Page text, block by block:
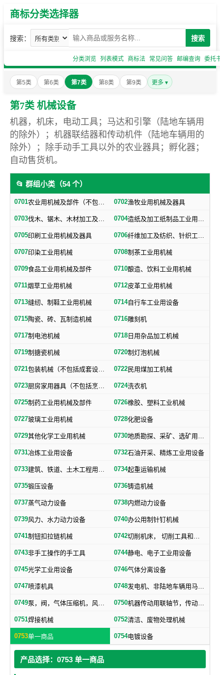
商标分类选择器
搜索： 搜索
分类浏览 列表模式 商标法 常见问答 邮编查询 委托
第5类 第6类 第7类 第8类 第9类 更多 ▾
第7类 机械设备
机器，机床，电动工具；马达和引擎（陆地车辆用
的除外）；机器联结器和传动机件（陆地车辆用的
除外）；除手动手工具以外的农业器具；孵化器；
自动售货机。
📂 群组小类（54 个）
0701 农业用机械及部件（不包括小农具） 0702渔牧业用机械及器具
0703 伐木、锯木、木材加工及火柴生产用机械及器具 0704 造纸及加工纸制品工业用机械及器具
0705印刷工业用机械及器具 0706 纤维加工及纺织、针织工业用机械及部件
0707印染工业用机械 0708制茶工业用机械
0709食品工业用机械及部件 0710酿造、饮料工业用机械
0711烟草工业用机械 0712皮革工业用机械
0713缝纫、制鞋工业用机械 0714自行车工业用设备
0715陶瓷、砖、瓦制造机械 0716雕刻机
0717制电池机械 0718 日用杂品加工机械
0719制搪瓷机械 0720制灯泡机械
0721 包装机械（不包括成套设备专用包装机械） 0722民用煤加工机械
0723 厨房家用器具（不包括烹调、电气加热设备及厨房手工具） 0724洗衣机
0725制药工业用机械及部件 0726橡胶、塑料工业机械
0727玻璃工业用机械 0728化肥设备
0729其他化学工业用机械 0730 地质勘探、采矿、选矿用机械
0731冶炼工业用设备 0732石油开采、精炼工业用设备
0733 建筑、铁道、土木工程用机械 0734起重运输机械
0735锻压设备 0736铸造机械
0737蒸气动力设备 0738内燃动力设备
0739风力、水力动力设备 0740办公用制针钉机械
0741制钮扣拉链机械 0742 切削机床， 切削工具和其他金属加工机械
0743非手工操作的手工具 0744静电、电子工业用设备
0745光学工业用设备 0746气体分离设备
0747喷漆机具 0748 发电机、非陆地车辆用马达和引擎及其零部件
0749 泵，阀，气体压缩机，风机，，液压元件，气动元件 0750 机器传动用联轴节，传动带及其他机器零部件
0751焊接机械 0752清洁、废物处理机械
0753单一商品 0754电镀设备
产品选择：0753 单一商品